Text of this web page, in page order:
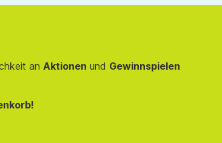
an Aktionen und Gewinnspielen